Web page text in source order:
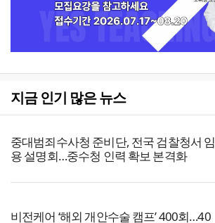
지금 인기 많은 뉴스
중대범죄수사청 준비단, 전국 검찰청서 임
용 설명회…중수청 인력 확보 본격화
비전케어 ‘해외 개안수술 캠프’ 400회…40